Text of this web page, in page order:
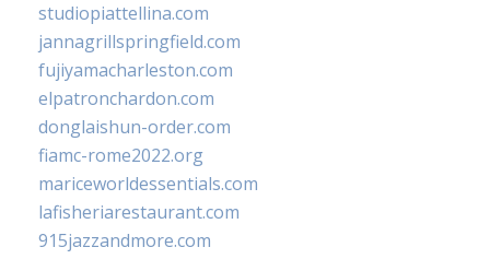
studiopiattellina.com
jannagrillspringfield.com
fujiyamacharleston.com
elpatronchardon.com
donglaishun-order.com
fiamc-rome2022.org
mariceworldessentials.com
lafisheriarestaurant.com
915jazzandmore.com